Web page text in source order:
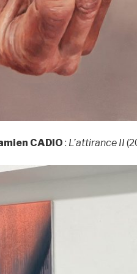
CADIO : L’attirance II